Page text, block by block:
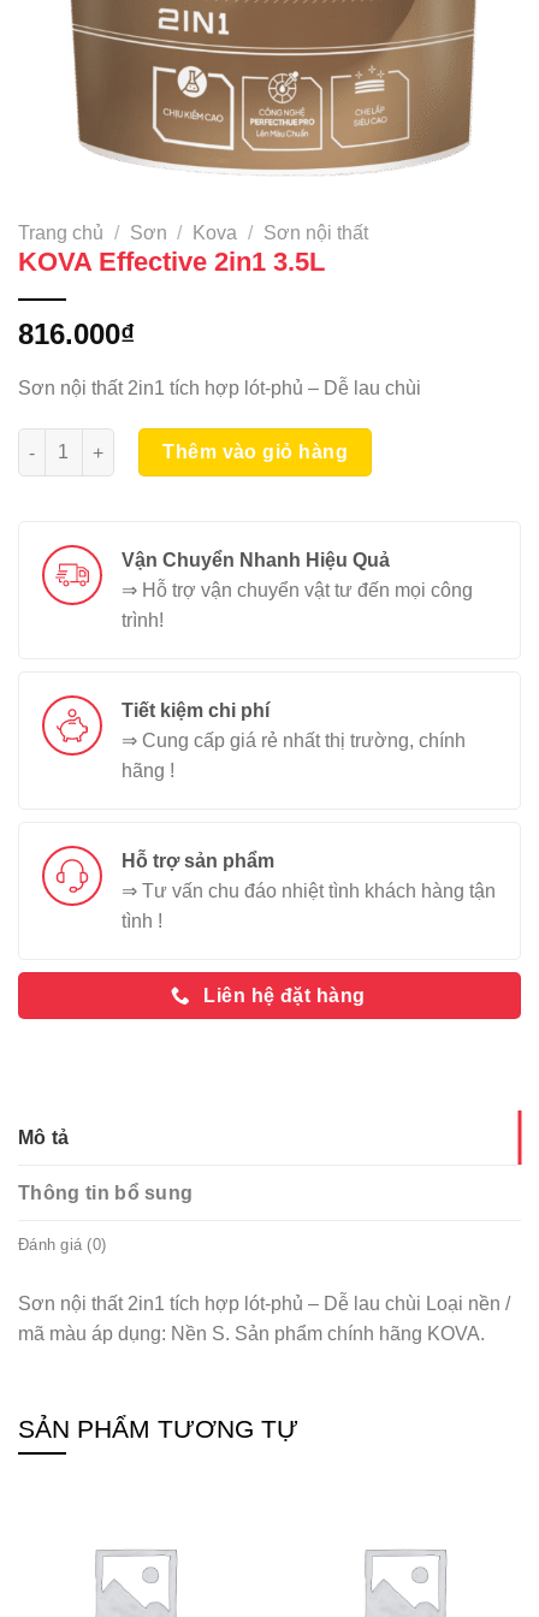
Trang chủ / Sơn / Kova / Sơn nội thất
KOVA Effective 2in1 3.5L
816.000₫
Sơn nội thất 2in1 tích hợp lót-phủ – Dễ lau chùi
KOVA Effective 2in1 3.5L số lượng
Thêm vào giỏ hàng
Vận Chuyển Nhanh Hiệu Quả
⇒ Hỗ trợ vận chuyển vật tư đến mọi công
trình!
Tiết kiệm chi phí
⇒ Cung cấp giá rẻ nhất thị trường, chính
hãng !
Hỗ trợ sản phẩm
⇒ Tư vấn chu đáo nhiệt tình khách hàng tận
tình !
Liên hệ đặt hàng
Mô tả
Thông tin bổ sung
Đánh giá (0)
Sơn nội thất 2in1 tích hợp lót-phủ – Dễ lau chùi Loại nền /
mã màu áp dụng: Nền S. Sản phẩm chính hãng KOVA.
SẢN PHẨM TƯƠNG TỰ